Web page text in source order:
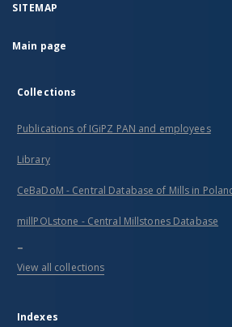
SITEMAP
Main page
Collections
Publications of IGiPZ PAN and employees
Library
CeBaDoM - Central Database of Mills in
millPOLstone - Central Millstones Database
...
View all collections
Indexes